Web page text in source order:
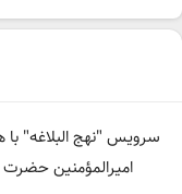
سرویس "نهج البلاغه"
امیرالمؤمنین حضرت